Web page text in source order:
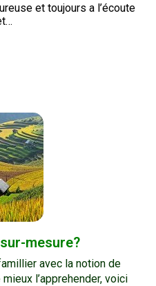
et toujours a l’écoute
mesure?
avec la notion de
l’apprehender, voici